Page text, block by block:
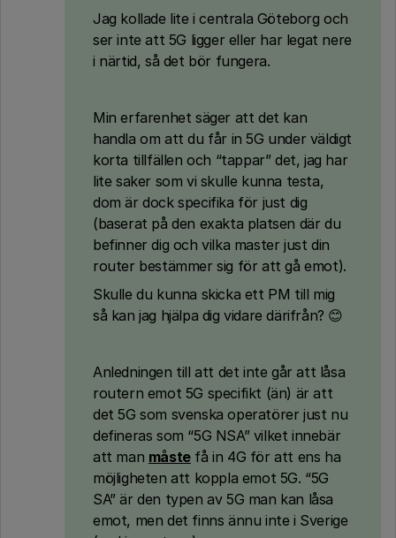
Jag kollade lite i centrala Göteborg och
ser inte att 5G ligger eller har legat nere
i närtid, så det bör fungera.
Min erfarenhet säger att det kan
handla om att du får in 5G under väldigt
korta tillfällen och “tappar” det, jag har
lite saker som vi skulle kunna testa,
dom är dock specifika för just dig
(baserat på den exakta platsen där du
befinner dig och vilka master just din
router bestämmer sig för att gå emot).
Skulle du kunna skicka ett PM till mig
så kan jag hjälpa dig vidare därifrån? 😊
Anledningen till att det inte går att låsa
routern emot 5G specifikt (än) är att
det 5G som svenska operatörer just nu
defineras som “5G NSA” vilket innebär
att man måstefå in 4G för att ens ha
möjligheten att koppla emot 5G. “5G
SA” är den typen av 5G man kan låsa
emot, men det finns ännu inte i Sverige